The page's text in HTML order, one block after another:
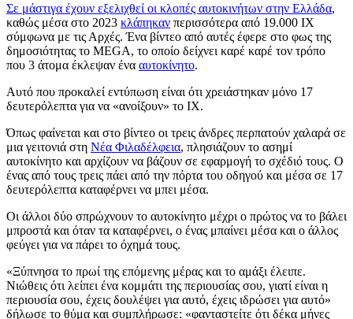
Σε μάστιγα έχουν εξελιχθεί οι κλοπές αυτοκινήτων στην Ελλάδα,
καθώς μέσα στο 2023 κλάπηκαν περισσότερα από 19.000 ΙΧ
σύμφωνα με τις Αρχές. Ένα βίντεο από αυτές έφερε στο φως της
δημοσιότητας το MEGA, το οποίο δείχνει καρέ καρέ τον τρόπο
που 3 άτομα έκλεψαν ένα αυτοκίνητο.
Αυτό που προκαλεί εντύπωση είναι ότι χρειάστηκαν μόνο 17
δευτερόλεπτα για να «ανοίξουν» το ΙΧ.
Όπως φαίνεται και στο βίντεο οι τρεις άνδρες περπατούν χαλαρά σε
μια γειτονιά στη Νέα Φιλαδέλφεια, πλησιάζουν το ασημί
αυτοκίνητο και αρχίζουν να βάζουν σε εφαρμογή το σχέδιό τους. Ο
ένας από τους τρεις πάει από την πόρτα του οδηγού και μέσα σε 17
δευτερόλεπτα καταφέρνει να μπει μέσα.
Οι άλλοι δύο σπρώχνουν το αυτοκίνητο μέχρι ο πρώτος να το βάλει
μπροστά και όταν τα καταφέρνει, ο ένας μπαίνει μέσα και ο άλλος
φεύγει για να πάρει το όχημά τους.
«Ξύπνησα το πρωί της επόμενης μέρας και το αμάξι έλειπε.
Νιώθεις ότι λείπει ένα κομμάτι της περιουσίας σου, γιατί είναι η
περιουσία σου, έχεις δουλέψει για αυτό, έχεις ιδρώσει για αυτό»
δήλωσε το θύμα και συμπλήρωσε: «φανταστείτε ότι δέκα μήνες